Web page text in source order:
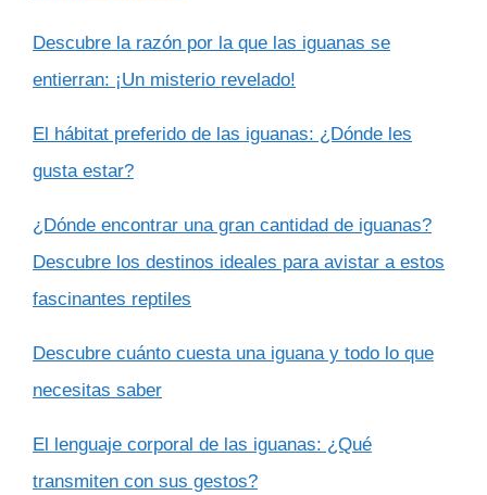
Descubre la razón por la que las iguanas se
entierran: ¡Un misterio revelado!
El hábitat preferido de las iguanas: ¿Dónde les
gusta estar?
¿Dónde encontrar una gran cantidad de iguanas?
Descubre los destinos ideales para avistar a estos
fascinantes reptiles
Descubre cuánto cuesta una iguana y todo lo que
necesitas saber
El lenguaje corporal de las iguanas: ¿Qué
transmiten con sus gestos?